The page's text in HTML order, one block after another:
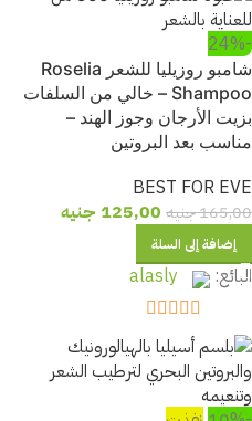
-24%
شامبو روزيليا للشعر Roselia
Shampoo – خالي من السلفات
بزيت الأرجان وجوز الهند –
مناسب بعد البروتين
BEST FOR EVE
165,00جنيه 125,00 جنيه
إضافة إلى السلة
البائع: alasly
5
out of 5